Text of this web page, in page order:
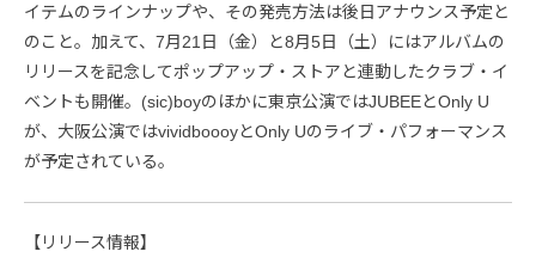
イテムのラインナップや、その発売方法は後日アナウンス予定と
のこと。加えて、7月21日（金）と8月5日（土）にはアルバムの
リリースを記念してポップアップ・ストアと連動したクラブ・イ
ベントも開催。(sic)boyのほかに東京公演ではJUBEEとOnly U
が、大阪公演ではvividboooyとOnly Uのライブ・パフォーマンス
が予定されている。
【リリース情報】